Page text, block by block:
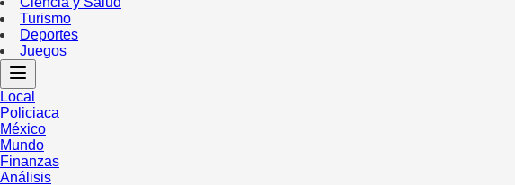
Turismo
Deportes
Juegos
Local
Policiaca
México
Mundo
Finanzas
Análisis